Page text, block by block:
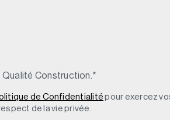
Construction.*
de Confidentialité pour exercez
de la vie privée.